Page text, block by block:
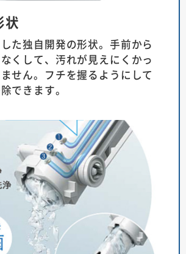
状
た独自開発の形状。手前から
くして、汚れが見えにくかっ
せん。フチを握るようにして
できます。